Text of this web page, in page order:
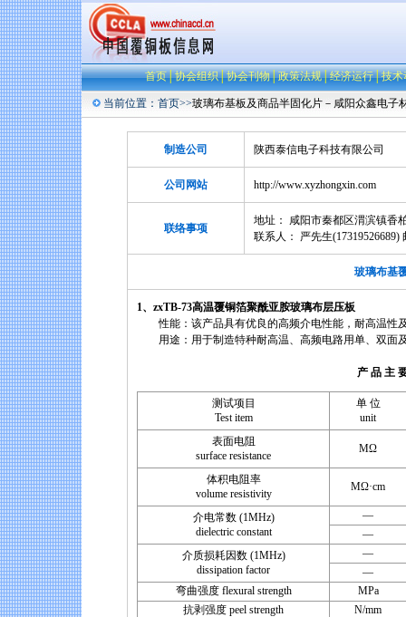
首页│协会组织│协会刊物│政策法规│经济运行│技术
当前位置： 首页>>玻璃布基板及商品半固化片－咸阳众鑫电子
制造公司 陕西泰信电子科技有限公司
公司网站 http://www.xyzhongxin.com
联络事项
地址： 咸阳市秦都区渭滨镇香
联系人： 严先生
玻璃布基覆铜板
1、zxTB-73高温覆铜箔聚酰亚胺玻璃布层压板
性能：该产品具有优良的高频介电性能，耐高温性
用途：用于制造特种耐高温、高频电路用单、双面
产 品 主 要 性
测试项目
Test item
单 位
unit
表面电阻
surface resistance
MΩ
体积电阻率
volume resistivity
MΩ·cm
介电常数 (1MHz)
dielectric constant
—
—
介质损耗因数 (1MHz)
dissipation factor
—
—
弯曲强度 flexural strength
MPa
抗剥强度 peel strength
N/mm